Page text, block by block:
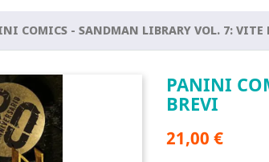
COMICS - SANDMAN LIBRARY VOL. 7: VITE
PANINI
BREVI
21,00 €